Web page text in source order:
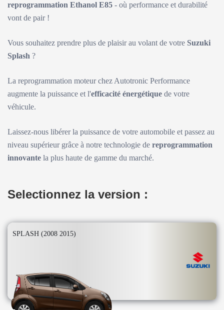
reprogrammation Ethanol E85 - où performance et durabilité
vont de pair !
Vous souhaitez prendre plus de plaisir au volant de votre Suzuki
Splash ?
La reprogrammation moteur chez Autotronic Performance
augmente la puissance et l'efficacité énergétique de votre
véhicule.
Laissez-nous libérer la puissance de votre automobile et passez au
niveau supérieur grâce à notre technologie de reprogrammation
innovante la plus haute de gamme du marché.
Selectionnez la version :
SPLASH (2008 2015)